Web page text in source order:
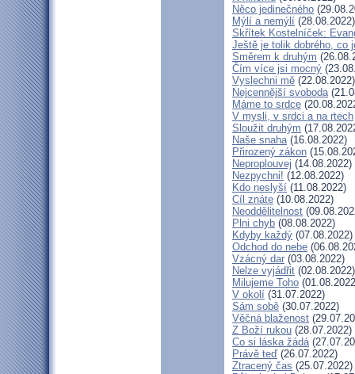
Něco jedinečného
Mýlí a nemýlí (28.08.2022)
Skřítek Kostelníček:
Ještě je tolik dobrého, co
Směrem k druhým
Čím více jsi mocný
Vyslechni mě (22.08.2022)
Nejcennější svoboda
Máme to srdce
V mysli, v srdci a na rtech
Sloužit druhým
Naše snaha(16.08.2022)
Přirozený zákon
Neproplouvej (14.08.2022)
Nezpychni! (12.08.2022)
Kdo neslyší (11.08.2022)
Cíl znáte (10.08.2022)
Neoddělitelnost
Plni chyb (08.08.2022)
Kdyby každý (07.08.2022)
Odchod do nebe
Vzácný dar (03.08.2022)
Nelze vyjádřit (02.08.2022)
Milujeme Toho
V okolí (31.07.2022)
Sám sobě (30.07.2022)
Věčná blaženost
Z Boží rukou (28.07.2022)
Co si láska žádá
Právě teď (26.07.2022)
Ztracený čas (25.07.2022)